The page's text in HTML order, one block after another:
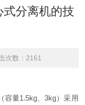
式分离机的技
数：2161
容量1.5kg 、3kg）采用